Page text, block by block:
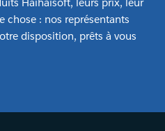
: nos représentants
disposition, prêts à vous